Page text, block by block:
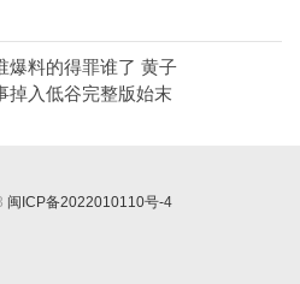
爆料的得罪谁了 黄子
掉入低谷完整版始末
闽ICP备2022010110号-4